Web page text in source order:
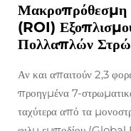
Μακροπρόθεσμη
(ROI)
Πολλαπλών
Αν και απαιτούν 2,3
προηγμένα 7-
ταχύτερα από τα